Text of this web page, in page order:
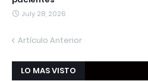
July 28, 2026
Artículo Anterior
LO MAS VISTO